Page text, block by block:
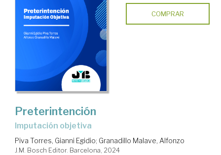
COMPRAR
Preterintención
Imputación objetiva
Piva Torres, Gianni Egidio; Granadillo Malave, Alfonzo
J.M. Bosch Editor. Barcelona, 2024